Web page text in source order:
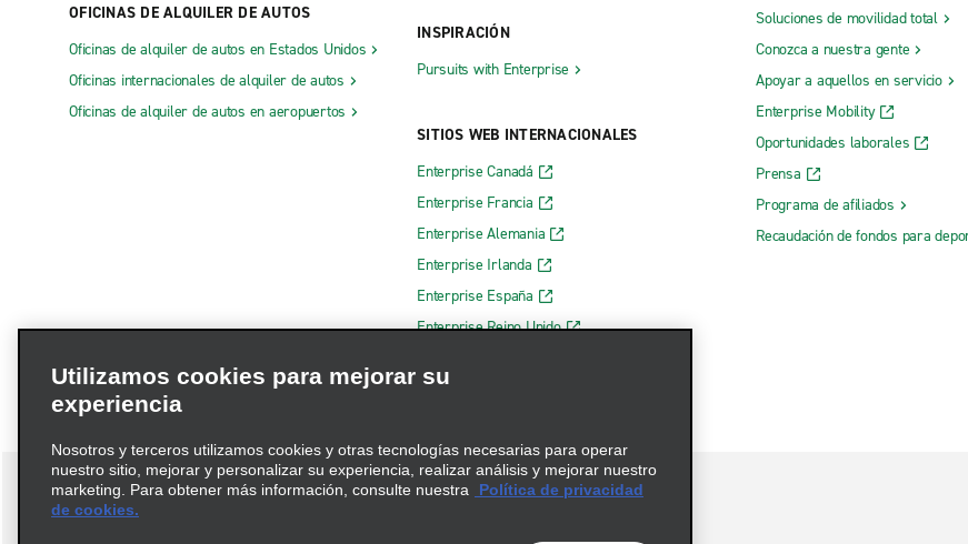
OFICINAS DE ALQUILER DE AUTOS
Oficinas de alquiler de autos en Estados Unidos
Oficinas internacionales de alquiler de autos
Oficinas de alquiler de autos en aeropuertos
INSPIRACIÓN
Pursuits with Enterprise
SITIOS WEB INTERNACIONALES
Enterprise Canadá
Enterprise Francia
Enterprise Alemania
Enterprise Irlanda
Enterprise España
Enterprise Reino Unido
Soluciones de movilidad total
Conozca a nuestra gente
Apoyar a aquellos en servicio
Enterprise Mobility
Oportunidades laborales
Prensa
Programa de afiliados
Recaudación de fondos para
Utilizamos cookies para mejorar su
experiencia
Nosotros y terceros utilizamos cookies y otras tecnologías necesarias para operar
nuestro sitio, mejorar y personalizar su experiencia, realizar análisis y mejorar nuestro
marketing. Para obtener más información, consulte nuestra
Política de privacidad
de cookies.